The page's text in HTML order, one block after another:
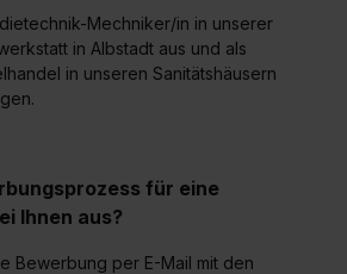
Mechniker/in in unserer
in Albstadt aus und als
in unseren Sanitätshäusern
für eine
Ihnen aus?
Bewerbung per E-Mail mit den